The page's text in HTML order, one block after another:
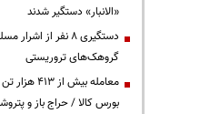
«الانبار» دستگیر شدند
دستگیری ۸ نفر از
گروهک‌های تروریستی
معامله بیش
بورس کالا / حراج باز و